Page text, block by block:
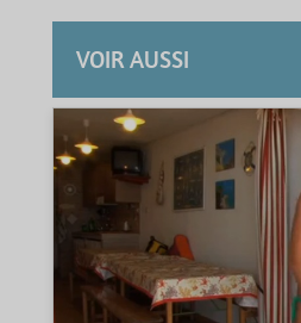
VOIR AUSSI